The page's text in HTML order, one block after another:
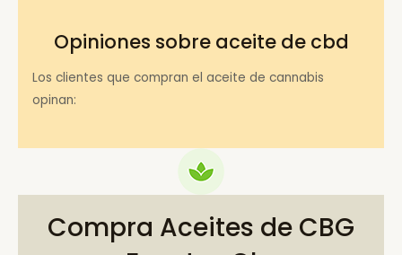
Opiniones sobre aceite de cbd
Los clientes que compran el aceite de cannabis
opinan:
Compra Aceites de CBG